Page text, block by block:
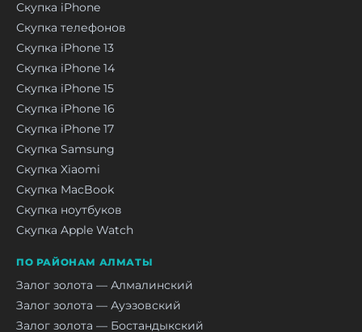
Скупка iPhone
Скупка телефонов
Скупка iPhone 13
Скупка iPhone 14
Скупка iPhone 15
Скупка iPhone 16
Скупка iPhone 17
Скупка Samsung
Скупка Xiaomi
Скупка MacBook
Скупка ноутбуков
Скупка Apple Watch
ПО РАЙОНАМ АЛМАТЫ
Залог золота — Алмалинский
Залог золота — Ауэзовский
Залог золота — Бостандыкский